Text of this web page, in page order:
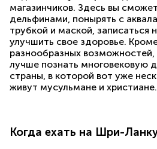
магазинчиков. Здесь вы
дельфинами, понырять с
трубкой и маской, записаться
улучшить свое здоровье.
разнообразных
лучше познать многовековую
страны, в которой вот уже
живут мусульмане и христиане.
Когда ехать на Шри-